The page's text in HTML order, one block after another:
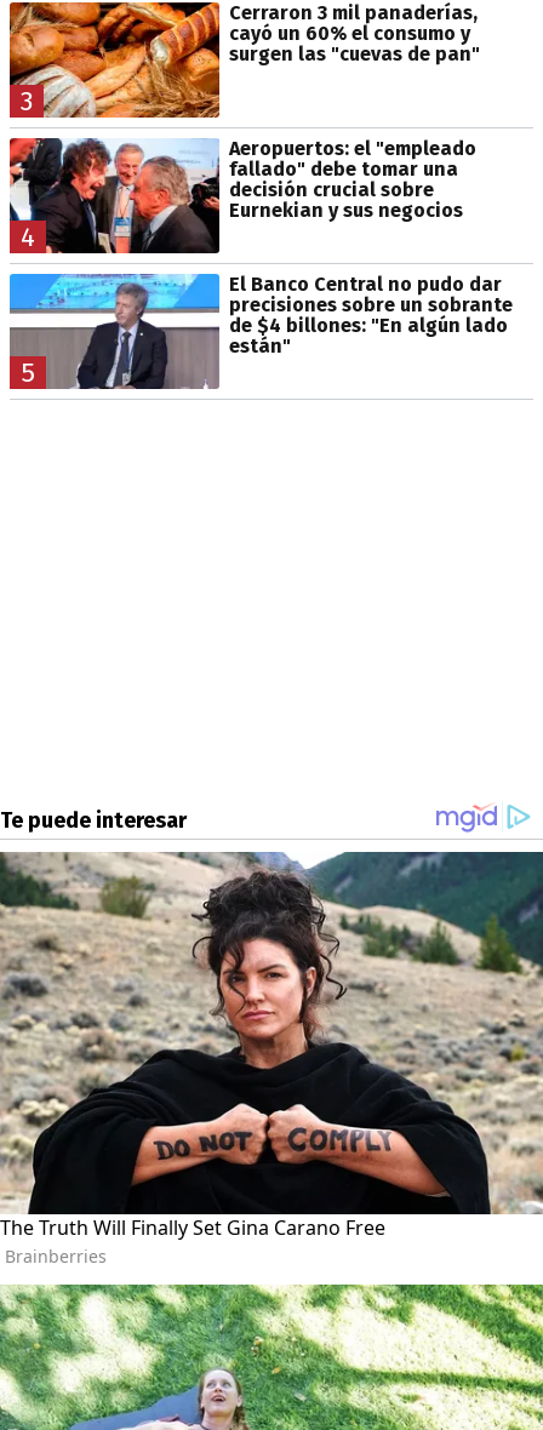
3
Cerraron 3 mil panaderías,
cayó un 60% el consumo y
surgen las "cuevas de pan"
4
Aeropuertos: el "empleado
fallado" debe tomar una
decisión crucial sobre
Eurnekian y sus negocios
5
El Banco Central no pudo dar
precisiones sobre un sobrante
de $4 billones: "En algún lado
están"